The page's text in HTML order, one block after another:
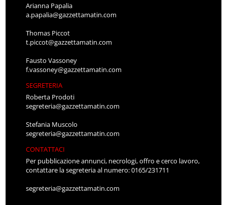
Arianna Papalia
a.papalia@gazzettamatin.com
Thomas Piccot
t.piccot@gazzettamatin.com
Fausto Vassoney
f.vassoney@gazzettamatin.com
SEGRETERIA
Roberta Prodoti
segreteria@gazzettamatin.com
Stefania Muscolo
segreteria@gazzettamatin.com
CONTATTACI
Per pubblicazione annunci, necrologi, offro e cerco lavoro,
contattare la segreteria al numero: 0165/231711
segreteria@gazzettamatin.com